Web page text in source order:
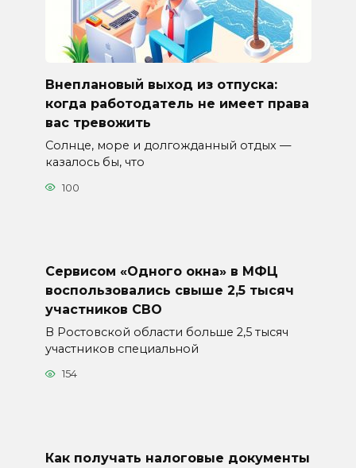
Внеплановый выход из отпуска:
когда работодатель не имеет права
вас тревожить
Солнце, море и долгожданный отдых —
казалось бы, что
100
Сервисом «Одного окна» в МФЦ
воспользовались свыше 2,5 тысяч
участников СВО
В Ростовской области больше 2,5 тысяч
участников специальной
154
Как получать налоговые документы